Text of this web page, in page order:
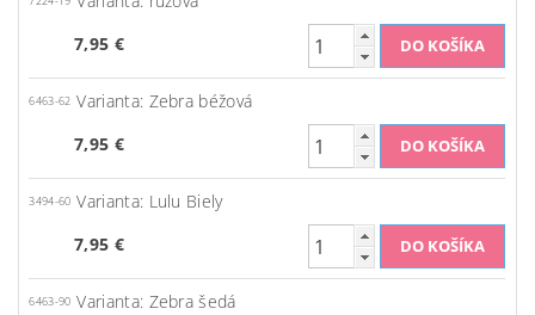
7,95 €
6463-62 Varianta: Zebra béžová
7,95 €
3494-60 Varianta: Lulu Biely
7,95 €
6463-90 Varianta: Zebra šedá